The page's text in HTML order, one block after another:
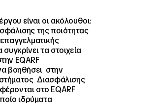
είναι οι ακόλουθοι:
της ποιότητας
τα στοιχεία
EQARF
βοηθήσει στην
Διασφάλισης
στο EQARF
ιδρύματα